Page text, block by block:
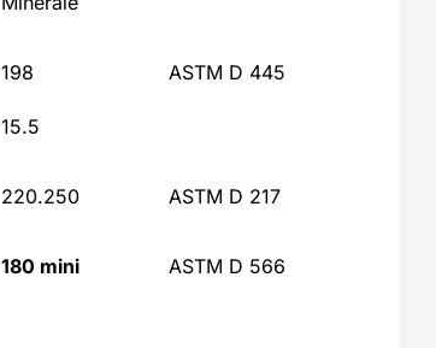
198 ASTM D 445
15.5
220.250 ASTM D 217
180 mini ASTM D 566